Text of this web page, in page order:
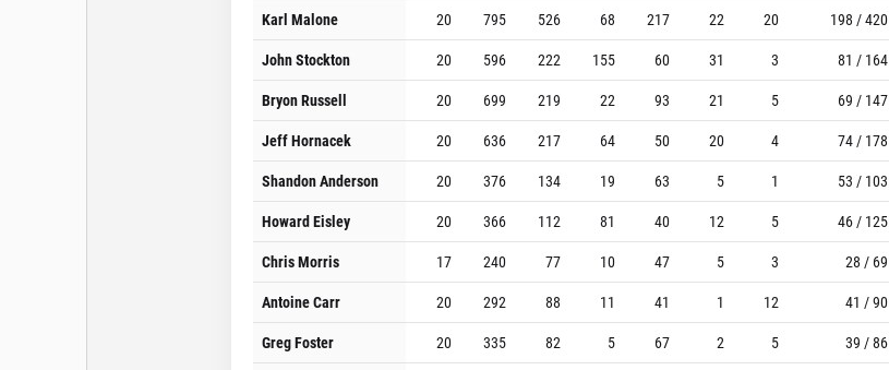
Karl Malone 20 795 526 68 217 22 20 198 / 420
John Stockton
20 596 222 155 60 31 3 81 / 164
Bryon Russell
20 699 219 22 93 21 5 69 / 147
Jeff Hornacek
20 636 217 64 50 20 4 74 / 178
Shandon Anderson
20 376 134 19 63 5 1 53 / 103
Howard Eisley
20 366 112 81 40 12 5 46 / 125
Chris Morris
17 240 77 10 47 5 3 28 / 69
Antoine Carr
20 292 88 11 41 1 12 41 / 90
Greg Foster
20 335 82 5 67 2 5 39 / 86